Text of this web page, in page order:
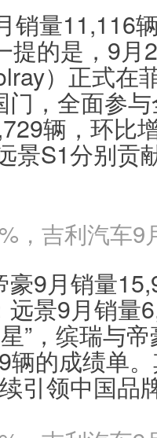
销量11,116
提的是，9月
）正式在
，全面参
辆，环比
景S1分别贡
，吉利汽车9
9月销量
远景9月销量
”，缤瑞与
辆的成绩单
引领中国品